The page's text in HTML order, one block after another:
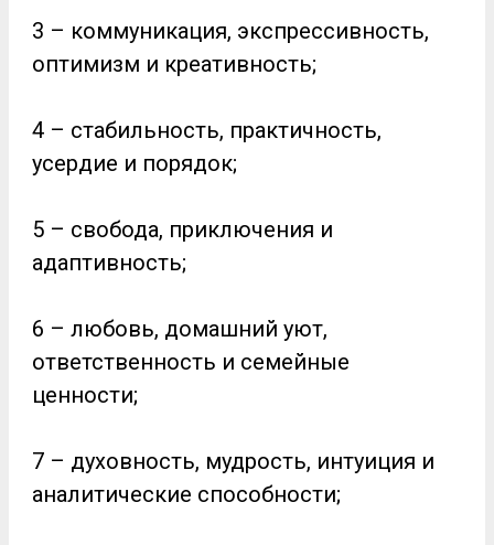
3 – коммуникация, экспрессивность,
оптимизм и креативность;
4 – стабильность, практичность,
усердие и порядок;
5 – свобода, приключения и
адаптивность;
6 – любовь, домашний уют,
ответственность и семейные
ценности;
7 – духовность, мудрость, интуиция и
аналитические способности;